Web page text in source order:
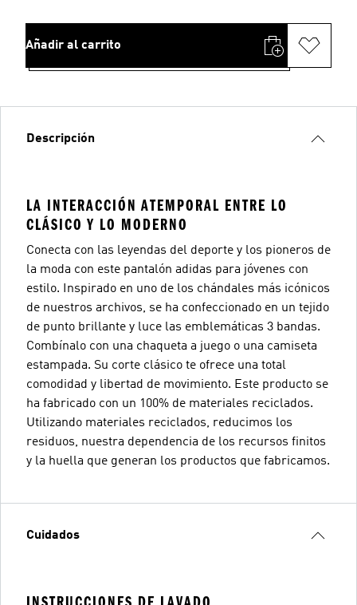
Añadir al carrito
Descripción
LA INTERACCIÓN ATEMPORAL ENTRE LO
CLÁSICO Y LO MODERNO
Conecta con las leyendas del deporte y los pioneros de
la moda con este pantalón adidas para jóvenes con
estilo. Inspirado en uno de los chándales más icónicos
de nuestros archivos, se ha confeccionado en un tejido
de punto brillante y luce las emblemáticas 3 bandas.
Combínalo con una chaqueta a juego o una camiseta
estampada. Su corte clásico te ofrece una total
comodidad y libertad de movimiento. Este producto se
ha fabricado con un 100% de materiales reciclados.
Utilizando materiales reciclados, reducimos los
residuos, nuestra dependencia de los recursos finitos
y la huella que generan los productos que fabricamos.
Cuidados